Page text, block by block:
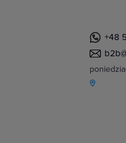
+48